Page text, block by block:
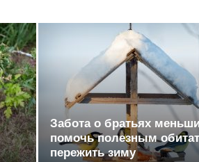
Забота о братьях
помочь полезным
пережить зиму